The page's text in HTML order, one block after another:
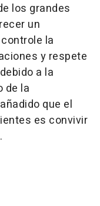
los grandes
un
la
y respete
a la
de la
que el
es convivir